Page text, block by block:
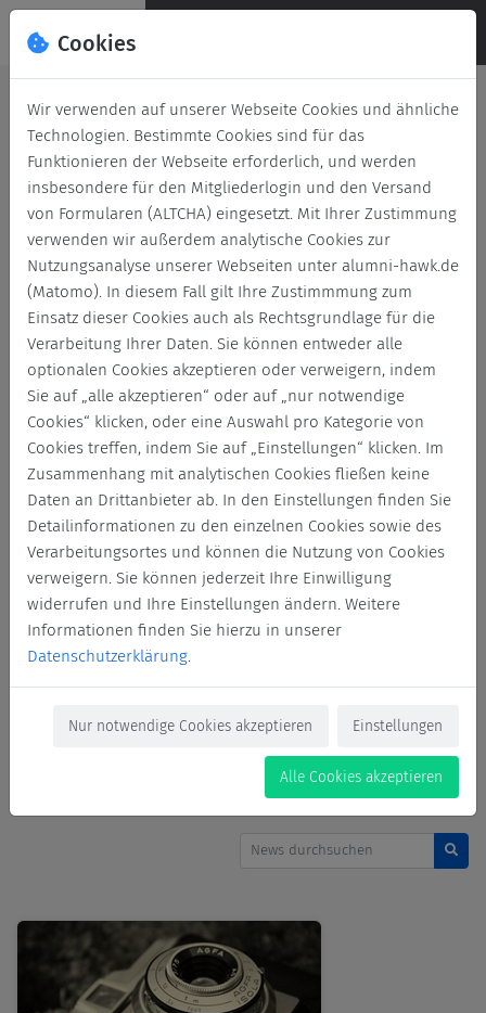
News
Zurück Archivierte News
Alle Abschied Abschluss Abschlussfeier
Abschlussfeiern Absolventen Absolvent*innen
Alumnitreffen Alumni-Treffen
Alumni veröffentlicht Doktorarbeit Austausch
Auszeichnung Charity Exkursion
Fördermöglichkeiten
Fördernde des Deutschlandstipendiums Mentoring
Preis Preise Stellenangeote
Studium Treffen Veranstaltung Vorlesung
Wettbewerb
News durchsuchen
Cookies
Wir verwenden auf unserer Webseite Cookies und ähnliche
Technologien. Bestimmte Cookies sind für das
Funktionieren der Webseite erforderlich, und werden
insbesondere für den Mitgliederlogin und den Versand
von Formularen (ALTCHA) eingesetzt. Mit Ihrer Zustimmung
verwenden wir außerdem analytische Cookies zur
Nutzungsanalyse unserer Webseiten unter alumni-hawk.de
(Matomo). In diesem Fall gilt Ihre Zustimmmung zum
Einsatz dieser Cookies auch als Rechtsgrundlage für die
Verarbeitung Ihrer Daten. Sie können entweder alle
optionalen Cookies akzeptieren oder verweigern, indem
Sie auf „alle akzeptieren“ oder auf „nur notwendige
Cookies“ klicken, oder eine Auswahl pro Kategorie von
Cookies treffen, indem Sie auf „Einstellungen“ klicken. Im
Zusammenhang mit analytischen Cookies fließen keine
Daten an Drittanbieter ab. In den Einstellungen finden Sie
Detailinformationen zu den einzelnen Cookies sowie des
Verarbeitungsortes und können die Nutzung von Cookies
verweigern. Sie können jederzeit Ihre Einwilligung
widerrufen und Ihre Einstellungen ändern. Weitere
Informationen finden Sie hierzu in unserer
Datenschutzerklärung.
Nur notwendige Cookies akzeptieren Einstellungen
Alle Cookies akzeptieren